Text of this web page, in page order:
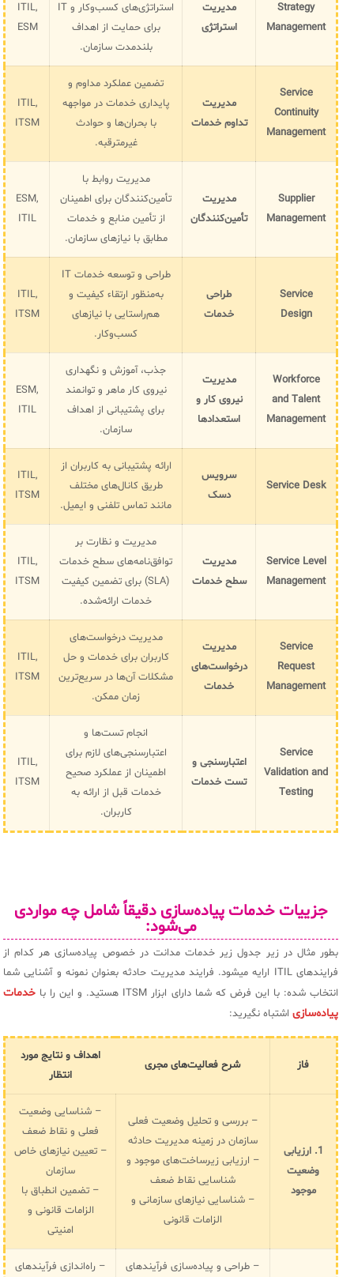
Strategy
Management
مدیریت
استراتژی
استراتژی‌های کسب‌وکار و IT
برای حمایت از اهداف
بلندمدت سازمان.
ITIL,
ESM
Service
Continuity
Management
مدیریت
تداوم خدمات
تضمین عملکرد مداوم و
پایداری خدمات در مواجهه
با بحران‌ها و حوادث
غیرمترقبه.
ITIL,
ITSM
Supplier
Management
مدیریت
تأمین‌کنندگان
مدیریت روابط با
تأمین‌کنندگان برای اطمینان
از تأمین منابع و خدمات
مطابق با نیازهای سازمان.
ESM,
ITIL
Service
Design
طراحی
خدمات
طراحی و توسعه خدمات IT
به‌منظور ارتقاء کیفیت و
هم‌راستایی با نیازهای
کسب‌وکار.
ITIL,
ITSM
Workforce
and Talent
Management
مدیریت
نیروی کار و
استعدادها
جذب، آموزش و نگهداری
نیروی کار ماهر و توانمند
برای پشتیبانی از اهداف
سازمان.
ESM,
ITIL
Service Desk
سرویس
دسک
ارائه پشتیبانی به کاربران از
طریق کانال‌های مختلف
مانند تماس تلفنی و ایمیل.
ITIL,
ITSM
Service Level
Management
مدیریت
سطح خدمات
مدیریت و نظارت بر
توافق‌نامه‌های سطح خدمات
(SLA) برای تضمین کیفیت
خدمات ارائه‌شده.
ITIL,
ITSM
Service
Request
Management
مدیریت
درخواست‌های
خدمات
مدیریت درخواست‌های
کاربران برای خدمات و حل
مشکلات آن‌ها در سریع‌ترین
زمان ممکن.
ITIL,
ITSM
Service
Validation and
Testing
اعتبارسنجی و
تست خدمات
انجام تست‌ها و
اعتبارسنجی‌های لازم برای
اطمینان از عملکرد صحیح
خدمات قبل از ارائه به
کاربران.
ITIL,
ITSM
جزییات خدمات پیاده‌سازی دقیقاً شامل چه مواردی
می‌شود:
بطور مثال در زیر جدول زیر خدمات مدانت در خصوص پیاده‌سازی هر کدام از
فرایندهای ITIL ارایه میشود. فرایند مدیریت حادثه بعنوان نمونه و آشنایی شما
انتخاب شده: با این فرض که شما دارای ابزار ITSM هستید. و این را با
خدمات
پیاده‌سازی اشتباه نگیرید:
فاز شرح فعالیت‌های مجری
اهداف و نتایج مورد
انتظار
1. ارزیابی
وضعیت
موجود
– بررسی و تحلیل وضعیت فعلی
سازمان در زمینه مدیریت حادثه
– ارزیابی زیرساخت‌های موجود و
شناسایی نقاط ضعف
– شناسایی نیازهای سازمانی و
الزامات قانونی
– شناسایی وضعیت
فعلی و نقاط ضعف
– تعیین نیازهای خاص
سازمان
– تضمین انطباق با
الزامات قانونی و
امنیتی
– طراحی و پیاده‌سازی فرآیندهای – راه‌اندازی فرآیندهای